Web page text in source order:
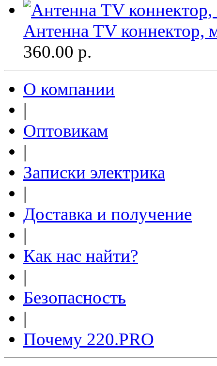
Антенна TV коннектор,
360.00 р.
О компании
|
Оптовикам
|
Записки электрика
|
Доставка и получение
|
Как нас найти?
|
Безопасность
|
Почему 220.PRO